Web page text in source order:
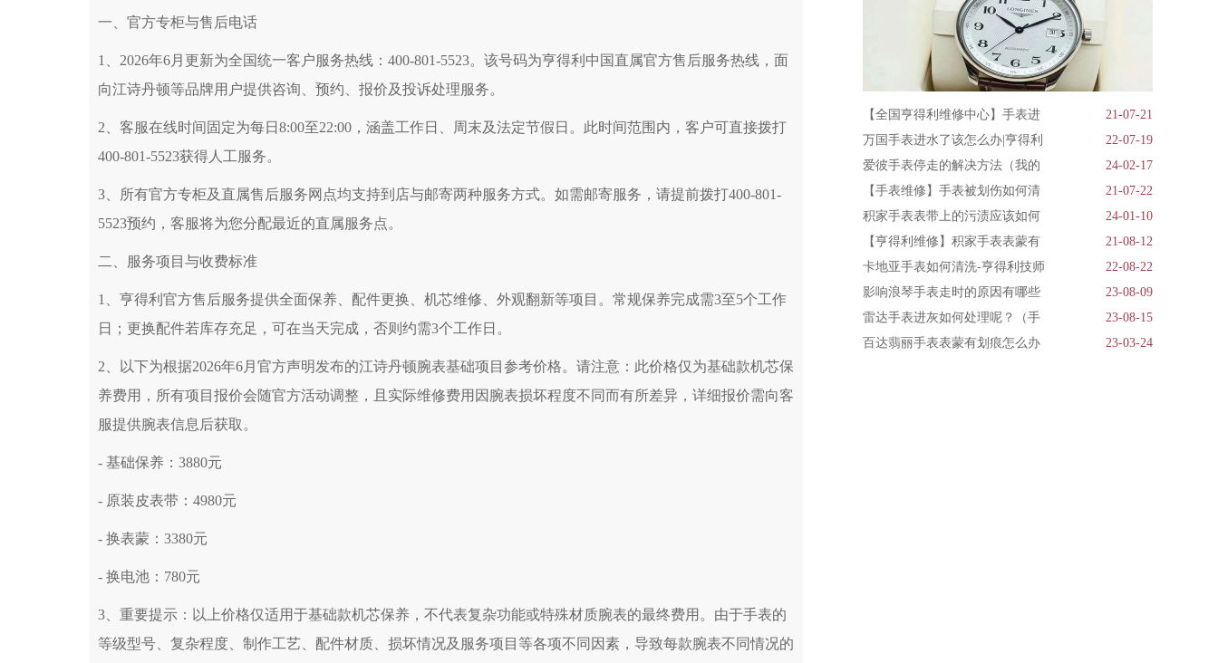
郑州市二七区铭功路10号华润大厦写字楼29层2905室（需提前预约）
沈阳市沈河区中街路137号亨得利名表服务中心（品牌授权店）1层整层（需提前预约）
沈阳市沈河区中街路83号亨得利名表服务中心（品牌授权店）1层整层（需提前预约）
乌鲁木齐市天山区红山路26号时代广场（CCMALL）C座17层17-B（需提前预约）
大连市中山区人民路15号国际金融大厦7层G室（需提前预约）
佛山市禅城区季华五路57号万科金融中心C座12层1205室（需提前预约）
无锡市梁溪区人民中路139号恒隆广场写字楼1座11层1104室（需提前预约）
南通市崇川区工农路57号圆融广场写字楼16层1603室（需提前预约）
苏州市苏州工业园区星港街199号苏州中心办公楼C座22层08室（需提前预约）
南宁市青秀区金湖路59号地王大厦12楼1224室（需提前预约）
合肥市蜀山区潜山路111号万象城华润大厦B座12楼03室（需提前预约）
泉州市丰泽区宝洲路729号浦西万达中心写字楼A座7楼709室（需提前预约）
长春市朝阳区西安大路727号中银大厦A座(旺进大厦)18层09室（需提前预约）
石家庄市长安区中山东路39号勒泰中心写字楼B座13层07室（需提前预约）
唐山市路南区新华东道100号万达广场写字楼A座10层1002室（需提前预约）
一、官方专柜与售后电话
1、2026年6月更新为全国统一客户服务热线：400-801-5523。该号码为亨得利中国直属官方售后服务热线，面
向江诗丹顿等品牌用户提供咨询、预约、报价及投诉处理服务。
2、客服在线时间固定为每日8:00至22:00，涵盖工作日、周末及法定节假日。此时间范围内，客户可直接拨打
400-801-5523获得人工服务。
3、所有官方专柜及直属售后服务网点均支持到店与邮寄两种服务方式。如需邮寄服务，请提前拨打400-801-
5523预约，客服将为您分配最近的直属服务点。
二、服务项目与收费标准
1、亨得利官方售后服务提供全面保养、配件更换、机芯维修、外观翻新等项目。常规保养完成需3至5个工作
日；更换配件若库存充足，可在当天完成，否则约需3个工作日。
2、以下为根据2026年6月官方声明发布的江诗丹顿腕表基础项目参考价格。请注意：此价格仅为基础款机芯保
养费用，所有项目报价会随官方活动调整，且实际维修费用因腕表损坏程度不同而有所差异，详细报价需向客
服提供腕表信息后获取。
- 基础保养：3880元
- 原装皮表带：4980元
- 换表蒙：3380元
- 换电池：780元
3、重要提示：以上价格仅适用于基础款机芯保养，不代表复杂功能或特殊材质腕表的最终费用。由于手表的
等级型号、复杂程度、制作工艺、配件材质、损坏情况及服务项目等各项不同因素，导致每款腕表不同情况的
【全国亨得利维修中心】手表进
21-07-21
万国手表进水了该怎么办|亨得利
22-07-19
爱彼手表停走的解决方法（我的
24-02-17
【手表维修】手表被划伤如何清
21-07-22
积家手表表带上的污渍应该如何
24-01-10
【亨得利维修】积家手表表蒙有
21-08-12
卡地亚手表如何清洗-亨得利技师
22-08-22
影响浪琴手表走时的原因有哪些
23-08-09
雷达手表进灰如何处理呢？（手
23-08-15
百达翡丽手表表蒙有划痕怎么办
23-03-24